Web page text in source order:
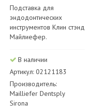
Подставка для
эндодонтических
инструментов Клин стэнд
Майлиефер.
В наличии
Артикул: 02121183
Производитель:
Mailliefer Dentsply
Sirona